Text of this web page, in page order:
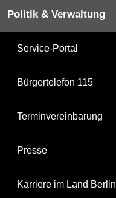
Politik & Verwaltung
Service-Portal
Bürgertelefon 115
Terminvereinbarung
Presse
Karriere im Land Berlin